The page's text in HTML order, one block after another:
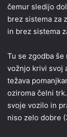
čemur sledijo
brez sistema za
in brez sistema
Tu se zgodba še
vožnjo krivi svoj
težava
oziroma čelni
svoje vozilo in
niso zelo dobre